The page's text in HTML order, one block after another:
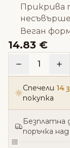
Прикрива
Веган
14.83 €
1
Спечели 14
покупка
Безплатна
поръчка над